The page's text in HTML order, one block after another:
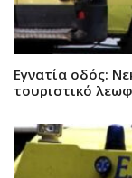
Εγνατία οδός:
τουριστικό